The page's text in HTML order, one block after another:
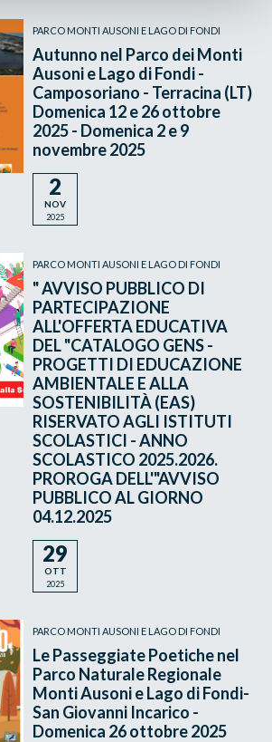
PARCO MONTI AUSONI E LAGO DI FONDI
Autunno nel Parco dei Monti
Ausoni e Lago di Fondi -
Camposoriano - Terracina (LT)
Domenica 12 e 26 ottobre
2025 - Domenica 2 e 9
novembre 2025
2
NOV
2025
PARCO MONTI AUSONI E LAGO DI FONDI
" AVVISO PUBBLICO DI
PARTECIPAZIONE
ALL'OFFERTA EDUCATIVA
DEL "CATALOGO GENS -
PROGETTI DI EDUCAZIONE
AMBIENTALE E ALLA
SOSTENIBILITÀ (EAS)
RISERVATO AGLI ISTITUTI
SCOLASTICI - ANNO
SCOLASTICO 2025.2026.
PROROGA DELL'"AVVISO
PUBBLICO AL GIORNO
04.12.2025
29
OTT
2025
PARCO MONTI AUSONI E LAGO DI FONDI
Le Passeggiate Poetiche nel
Parco Naturale Regionale
Monti Ausoni e Lago di Fondi-
San Giovanni Incarico -
Domenica 26 ottobre 2025